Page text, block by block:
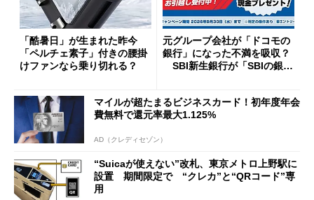
「酷暑日」が生まれた昨今
「ペルチェ素子」付きの腰掛
けファンなら乗り切れる？
元グループ会社が「ドコモの
銀行」になった不満を吸収？
SBI新生銀行が「SBIの銀
開催
マイルが超たまるビジネスカード！初年度年会
費無料で還元率最大1.125%
AD（クレディセゾン）
“Suicaが使えない”改札、東京メトロ上野駅に
設置 期間限定で “クレカ”と“QRコード”専
用